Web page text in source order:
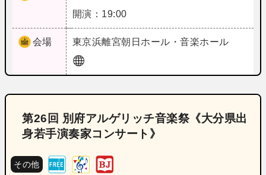
開演：19:00
会場 東京浜離宮朝日ホール・音楽ホール
第26回 別府アルゲリッチ音楽祭《大分県出
身若手演奏家コンサート》
その他